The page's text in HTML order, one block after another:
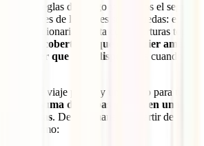
las reglas del juego y creamos el seguro
amantes de los viajes sobre ruedas: el
revolucionaria cuenta concoberturas top
esas coberturas que cualquier amante
saber que tiene disponibles cuando
de viaje para ti y un seguro para tu
es la suma de ambas pólizas en una
necesitas. De esta manera, a partir de
como: